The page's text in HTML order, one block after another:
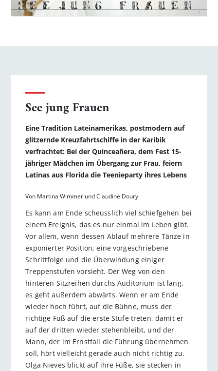
See jung Frauen
Eine Tradition Lateinamerikas, postmodern auf
glitzernde Kreuzfahrtschiffe in der Karibik
verfrachtet: Bei der Quince­añera, dem Fest 15-
jähriger Mädchen im Übergang zur Frau, feiern
Latinas aus Florida die Teenieparty ihres Lebens
Von Martina Wimmer und Claudine Doury
Es kann am Ende scheusslich viel schiefgehen bei
einem Ereignis, das es nur einmal im Leben gibt.
Vor allem, wenn dessen Ablauf mehrere Tänze in
exponierter Position, eine vorgeschriebene
Schrittfolge und die Überwindung einiger
Treppenstufen vorsieht. Der Weg von den
hinteren Sitzreihen durchs Auditorium ist lang,
es geht außerdem abwärts. Wenn er am Ende
wieder hoch führt, auf die Bühne, muss der
richtige Fuß auf die erste Stufe treten, damit er
auf der dritten wieder stehenbleibt, und der
Mann, der im Ernstfall die Führung übernehmen
soll, hört vielleicht gerade auch nicht richtig zu.
Olga Nieves blickt auf ihre Füße, sie stecken in